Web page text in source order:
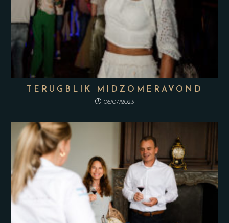
TERUGBLIK MIDZOMERAVOND
06/07/2023